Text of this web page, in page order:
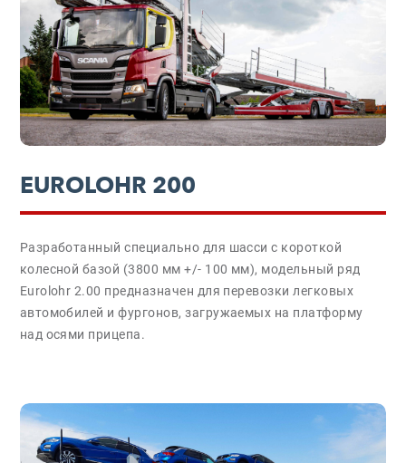
EUROLOHR 200
Разработанный специально для шасси с короткой
колесной базой (3800 мм +/- 100 мм), модельный ряд
Eurolohr 2.00 предназначен для перевозки легковых
автомобилей и фургонов, загружаемых на платформу
над осями прицепа.